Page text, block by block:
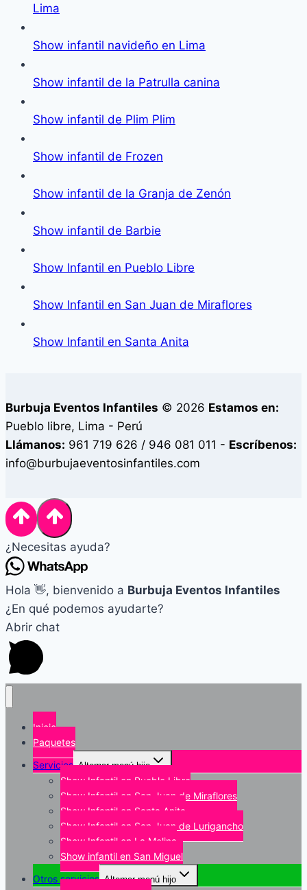
Lima
Show infantil navideño en Lima
Show infantil de la Patrulla canina
Show infantil de Plim Plim
Show infantil de Frozen
Show infantil de la Granja de Zenón
Show infantil de Barbie
Show Infantil en Pueblo Libre
Show Infantil en San Juan de Miraflores
Show Infantil en Santa Anita
Burbuja Eventos Infantiles © 2026 Estamos en:
Pueblo libre, Lima - Perú
Llámanos: 961 719 626 / 946 081 011 - Escríbenos:
info@burbujaeventosinfantiles.com
¿Necesitas ayuda?
Hola 👋, bienvenido a Burbuja Eventos Infantiles
¿En qué podemos ayudarte?
Abrir chat
Inicio
Paquetes
Servicios Alternar menú hijo
Show Infantil en Pueblo Libre
Show Infantil en San Juan de Miraflores
Show Infantil en Santa Anita
Show Infantil en San Juan de Lurigancho
Show Infantil en La Molina
Show infantil en San Miguel
Otros servicios Alternar menú hijo